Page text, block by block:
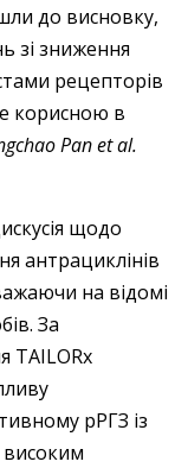
до висновку,
зі зниження
рецепторів
корисною в
Pan et al.
щодо
антрациклінів
на відомі
За
TAILORx
рРГЗ із